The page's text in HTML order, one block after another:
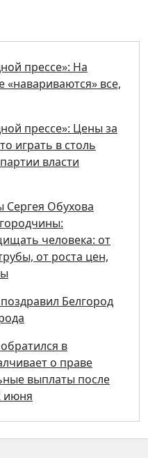
прессе»: На
«навариваются» все,
прессе»: Цены за
играть в столь
власти
Сергея Обухова
человека: от
от роста цен,
Белгород
в
о праве
выплаты после
июня